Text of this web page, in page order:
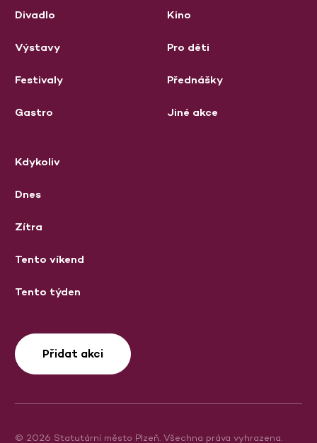
Divadlo
Výstavy
Festivaly
Gastro
Kino
Pro děti
Přednášky
Jiné akce
Kdykoliv
Dnes
Zítra
Tento víkend
Tento týden
Přidat akci
© 2026 Statutární město Plzeň. Všechna práva vyhrazena.